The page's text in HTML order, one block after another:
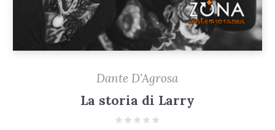
Dante D'Agrosa
La storia di Larry